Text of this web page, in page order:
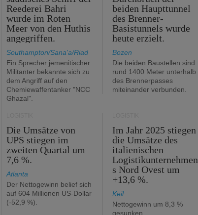
Reederei Bahri
wurde im Roten
Meer von den Huthis
angegriffen.
Southampton/Sana'a/Riad
Ein Sprecher jemenitischer
Militanter bekannte sich zu
dem Angriff auf den
Chemiewaffentanker "NCC
Ghazal".
beiden Haupttunnel
des Brenner-
Basistunnels wurde
heute erzielt.
Bozen
Die beiden Baustellen sind
rund 1400 Meter unterhalb
des Brennerpasses
miteinander verbunden.
Die Umsätze von
UPS stiegen im
zweiten Quartal um
7,6 %.
Atlanta
Der Nettogewinn belief sich
auf 604 Millionen US-Dollar
(-52,9 %).
Im Jahr 2025 stiegen
die Umsätze des
italienischen
Logistikunternehmen
s Nord Ovest um
+13,6 %.
Keil
Nettogewinn um 8,3 %
gesunken